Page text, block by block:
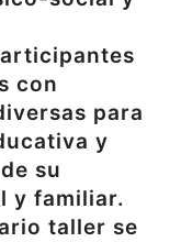
con
para
y
su
y familiar.
taller se